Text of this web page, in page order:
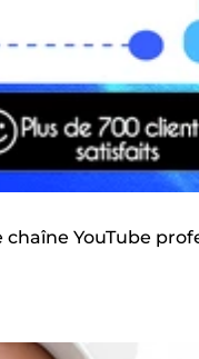
chaîne YouTube